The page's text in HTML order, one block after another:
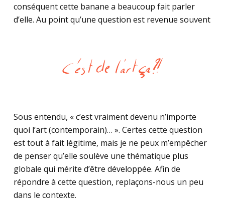
conséquent cette banane a beaucoup fait parler
d’elle. Au point qu’une question est revenue souvent
Sous entendu, « c’est vraiment devenu n’importe
quoi l’art (contemporain)… ». Certes cette question
est tout à fait légitime, mais je ne peux m’empêcher
de penser qu’elle soulève une thématique plus
globale qui mérite d’être développée. Afin de
répondre à cette question, replaçons-nous un peu
dans le contexte.